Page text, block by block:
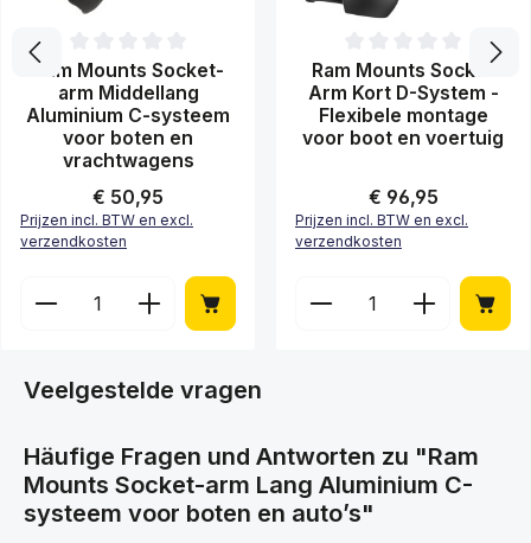
Gemiddelde waardering van 0 van 5 sterren
Ram Mounts Socket-
arm Middellang
Aluminium C-systeem
voor boten en
vrachtwagens
Normale prijs:
€ 50,95
Prijzen incl. BTW en excl.
verzendkosten
Producthoeveelheid: Voer de gewenste
Gemiddelde waardering van
Ram Mounts Socket
Arm Kort D-System -
Flexibele montage
voor boot en voertuig
Normale prijs:
€ 96,95
Prijzen incl. BTW en excl.
verzendkosten
Producthoeveelheid:
Veelgestelde vragen
Häufige Fragen und Antworten zu "Ram
Mounts Socket-arm Lang Aluminium C-
systeem voor boten en auto’s"